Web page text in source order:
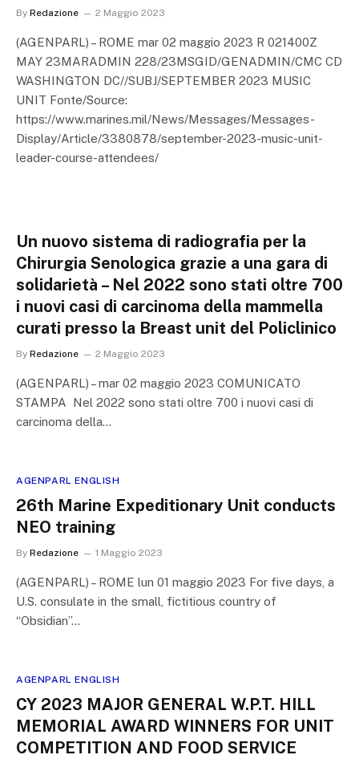
By Redazione 2 Maggio 2023
(AGENPARL) – ROME mar 02 maggio 2023 R 021400Z
MAY 23MARADMIN 228/23MSGID/GENADMIN/CMC CD
WASHINGTON DC//SUBJ/SEPTEMBER 2023 MUSIC
UNIT Fonte/Source:
https://www.marines.mil/News/Messages/Messages-
Display/Article/3380878/september-2023-music-unit-
leader-course-attendees/
Un nuovo sistema di radiografia per la
Chirurgia Senologica grazie a una gara di
solidarietà – Nel 2022 sono stati oltre 700
i nuovi casi di carcinoma della mammella
curati presso la Breast unit del Policlinico
By Redazione 2 Maggio 2023
(AGENPARL) – mar 02 maggio 2023 COMUNICATO
STAMPA Nel 2022 sono stati oltre 700 i nuovi casi di
carcinoma della…
AGENPARL ENGLISH
26th Marine Expeditionary Unit conducts
NEO training
By Redazione 1 Maggio 2023
(AGENPARL) – ROME lun 01 maggio 2023 For five days, a
U.S. consulate in the small, fictitious country of
“Obsidian”…
AGENPARL ENGLISH
CY 2023 MAJOR GENERAL W.P.T. HILL
MEMORIAL AWARD WINNERS FOR UNIT
COMPETITION AND FOOD SERVICE